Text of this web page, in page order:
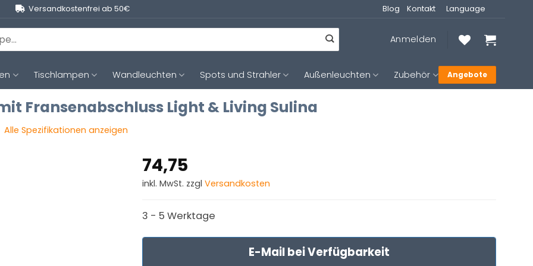
Versandkostenfrei ab 50€ Blog Kontakt Language
Anmelden
Tischlampen Wandleuchten Spots und Strahler Außenleuchten Zubehör Angebote
Fransenabschluss Light & Living Sulina
Alle Spezifikationen anzeigen
74,75
inkl. MwSt. zzgl Versandkosten
3 - 5 Werktage
E-Mail bei Verfügbarkeit